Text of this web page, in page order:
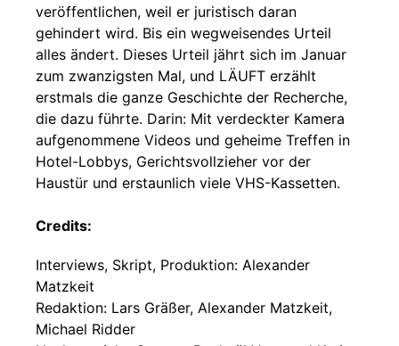
veröffentlichen, weil er juristisch daran
gehindert wird. Bis ein wegweisendes Urteil
alles ändert. Dieses Urteil jährt sich im Januar
zum zwanzigsten Mal, und LÄUFT erzählt
erstmals die ganze Geschichte der Recherche,
die dazu führte. Darin: Mit verdeckter Kamera
aufgenommene Videos und geheime Treffen in
Hotel-Lobbys, Gerichtsvollzieher vor der
Haustür und erstaunlich viele VHS-Kassetten.
Credits:
Interviews, Skript, Produktion: Alexander
Matzkeit
Redaktion: Lars Gräßer, Alexander Matzkeit,
Michael Ridder